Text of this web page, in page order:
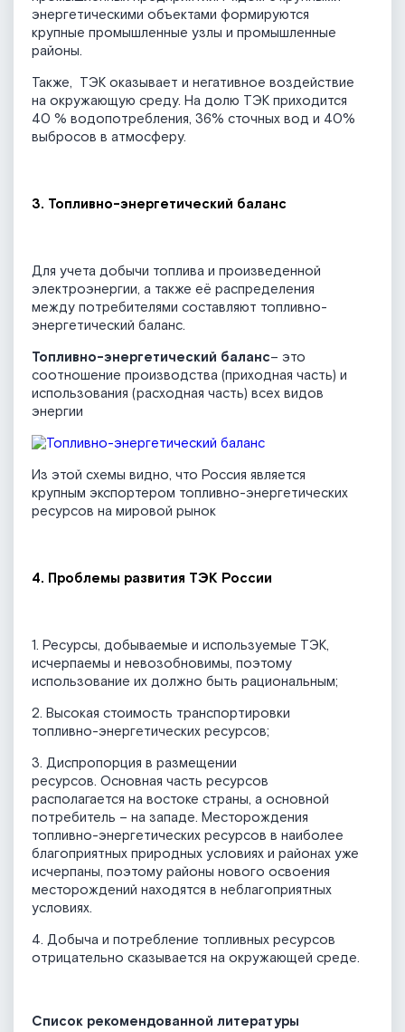
энергетическими объектами формируются
крупные промышленные узлы и промышленные
районы.
Также, ТЭК оказывает и негативное воздействие
на окружающую среду. На долю ТЭК приходится
40 % водопотребления, 36% сточных вод и 40%
выбросов в атмосферу.
3. Топливно-энергетический баланс
Для учета добычи топлива и произведенной
электроэнергии, а также её распределения
между потребителями составляют топливно-
энергетический баланс.
Топливно-энергетический баланс– это
соотношение производства (приходная часть) и
использования (расходная часть) всех видов
энергии
Из этой схемы видно, что Россия является
крупным экспортером топливно-энергетических
ресурсов на мировой рынок
4. Проблемы развития ТЭК России
1. Ресурсы, добываемые и используемые ТЭК,
исчерпаемы и невозобновимы, поэтому
использование их должно быть рациональным;
2. Высокая стоимость транспортировки
топливно-энергетических ресурсов;
3. Диспропорция в размещении
ресурсов. Основная часть ресурсов
располагается на востоке страны, а основной
потребитель – на западе. Месторождения
топливно-энергетических ресурсов в наиболее
благоприятных природных условиях и районах уже
исчерпаны, поэтому районы нового освоения
месторождений находятся в неблагоприятных
условиях.
4. Добыча и потребление топливных ресурсов
отрицательно сказывается на окружающей среде.
Список рекомендованной литературы